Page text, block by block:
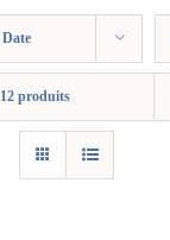
Date
12 produits